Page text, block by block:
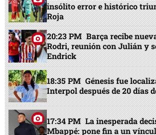
insólito error e histórico
Roja
20:23 PM Barça recibe
Rodri, reunión con Julián y
Endrick
18:35 PM Génesis fue
Interpol después de 20 días
17:34 PM La inesperada
Mbappé: pone fin a un